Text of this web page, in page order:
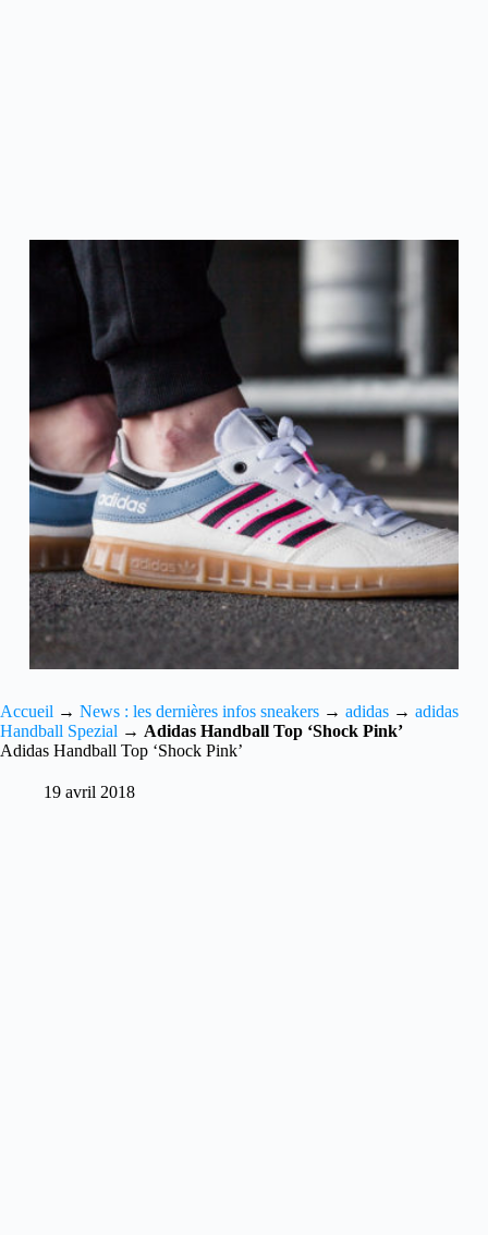
Accueil → News : les dernières infos sneakers → adidas → adidas
Handball Spezial → Adidas Handball Top ‘Shock Pink’
Adidas Handball Top ‘Shock Pink’
19 avril 2018